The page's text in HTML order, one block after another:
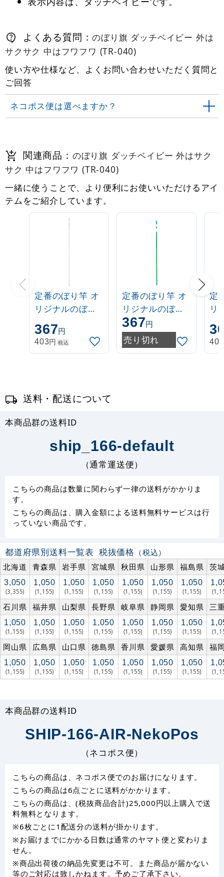
よくある質問：のぼり旗 ダッチベイビー 外は
サクサク 中はフワフワ (TR-040)
使い方や仕様など、よくお問い合わせいただく質問と
ご回答
ネコポス便は選べますか？
関連商品： のぼり旗 ダッチベイビー 外はサク
サク 中はフワフワ (TR-040)
一緒に使うことで、より便利にお使いいただけるアイ
テムをご紹介しています。
定番のぼり竿 オ
リジナルのぼり
ポール 1.6～3m
伸縮式 白
(30537***)
367円
403円 税込
定番のぼり竿 オ
リジナルのぼり
ポール 1.6～3m
伸縮式 緑
(30537GRN)
367円
売り切れ
定
リ
ポ
伸
403
送料・配送について
本商品群の送料ID
ship_166-default
（通常運送便）
こちらの商品は数量に関わらず一律の送料がかかりま
す。
こちらの商品は、購入金額による送料無料サービスは行
っていない商品です。
都道府県別送料一覧表 税抜価格 （税込）
北海道
青森県 岩手県 宮城県 秋田県 山形県 福島県 茨
3,050
(3,355)
1,050
(1,155)
1,050
(1,155)
1,050
(1,155)
1,050
(1,155)
1,050
(1,155)
1,050
(1,155)
石川県 福井県 山梨県 長野県 岐阜県 静岡県 愛知県 三
1,050
(1,155)
1,050
(1,155)
1,050
(1,155)
1,050
(1,155)
1,050
(1,155)
1,050
(1,155)
1,050
(1,155)
岡山県 広島県 山口県 徳島県 香川県 愛媛県 高知県 福
1,050
(1,155)
1,050
(1,155)
1,050
(1,155)
1,050
(1,155)
1,050
(1,155)
1,050
(1,155)
1,050
(1,155)
本商品群の送料ID
SHIP-166-AIR-NekoPos
（ネコポス便）
こちらの商品は、ネコポス便でのお届けになります。
こちらの商品は6点ごとに送料がかかります。
こちらの商品は、(税抜商品合計)25,000円以上購入で送
料無料となります。
※6枚ごとに1配送分の送料が掛かります。
※お届けまでにかかる日数は通常のヤマト便と変わりま
せん。
※商品出荷後の納品先変更は不可。また商品が届かない
等のご対応は致しかねます。予めご了承下さい。